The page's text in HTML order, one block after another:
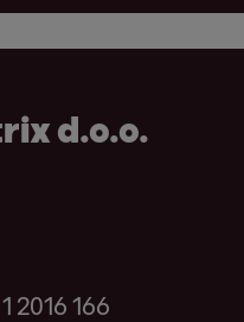
d.o.o.
2016 166